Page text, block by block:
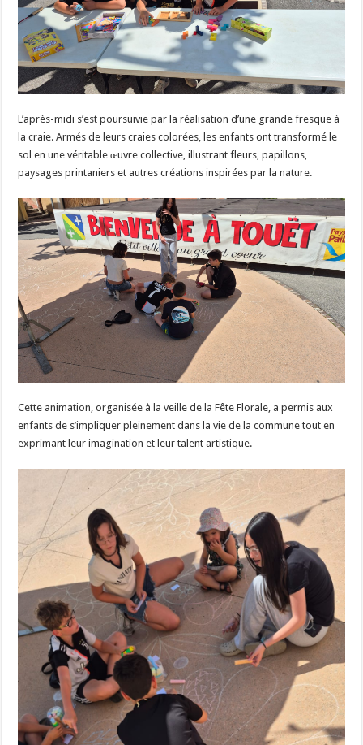
L’après-midi s’est poursuivie par la réalisation d’une grande fresque à
la craie. Armés de leurs craies colorées, les enfants ont transformé le
sol en une véritable œuvre collective, illustrant fleurs, papillons,
paysages printaniers et autres créations inspirées par la nature.
Cette animation, organisée à la veille de la Fête Florale, a permis aux
enfants de s’impliquer pleinement dans la vie de la commune tout en
exprimant leur imagination et leur talent artistique.